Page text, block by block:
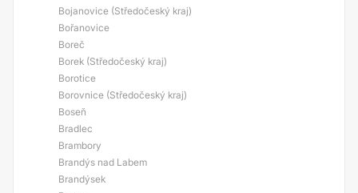
Bojanovice (Středočeský kraj)
Bořanovice
Boreč
Borek (Středočeský kraj)
Borotice
Borovnice (Středočeský kraj)
Boseň
Bradlec
Brambory
Brandýs nad Labem
Brandýsek